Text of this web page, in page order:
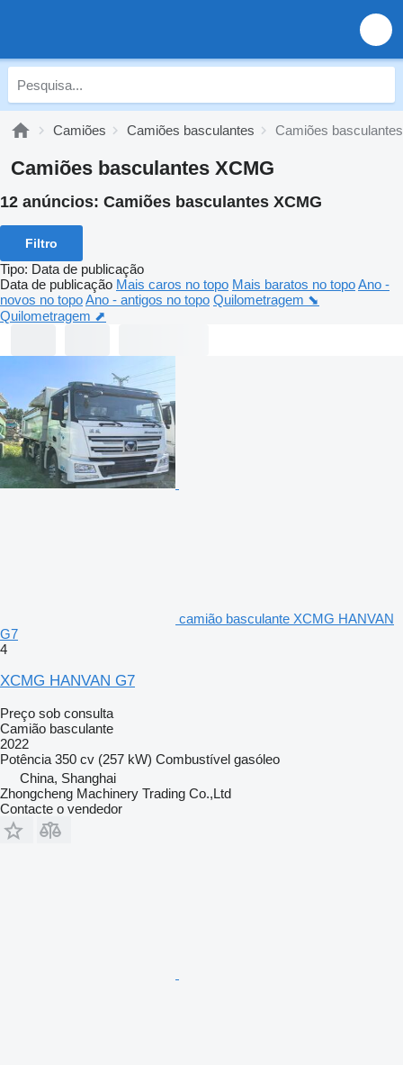
Camiões Camiões basculantes Camiões
Camiões basculantes XCMG
12 anúncios: Camiões basculantes XCMG
Filtro
Tipo: Data de publicação
Data de publicação Mais caros no topo Mais baratos no topoAno -
novos no topoAno - antigos no topo Quilometragem ⬊
Quilometragem ⬈
camião basculante XCMG HANVAN
G7
4
XCMG HANVAN G7
Preço sob consulta
Camião basculante
2022
Potência 350 cv (257 kW) Combustível gasóleo
China, Shanghai
Zhongcheng Machinery Trading Co.,Ltd
Contacte o vendedor